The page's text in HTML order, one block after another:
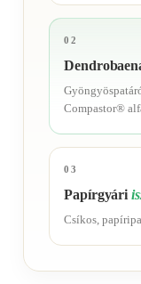
02
Compastor®
03
Papírgyári
Csíkos,